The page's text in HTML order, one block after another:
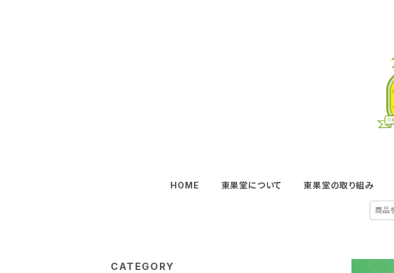
HOME 東果堂について 東果堂の取り組み
CATEGORY